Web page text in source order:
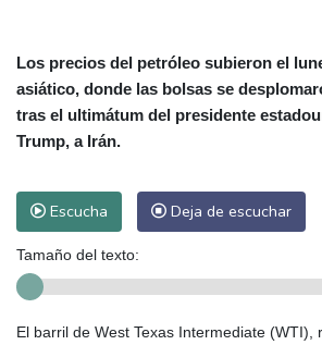
Los precios del petróleo subieron el
asiático, donde las bolsas se
tras el ultimátum del presidente
Trump, a Irán.
Escucha Deja de escuchar
Tamaño del texto:
El barril de West Texas Intermediate (WTI),